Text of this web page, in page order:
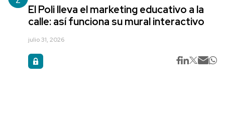
El Poli lleva el marketing educativo a la
calle: así funciona su mural interactivo
julio 31, 2026